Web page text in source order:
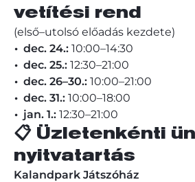
vetítési rend
(első–utolsó előadás kezdete)
dec. 24.: 10:00–14:30
dec. 25.: 12:30–21:00
dec. 26–30.: 10:00–21:00
dec. 31.: 10:00–18:00
jan. 1.: 12:30–21:00
📋 Üzletenkénti
nyitvatartás
Kalandpark Játszóház